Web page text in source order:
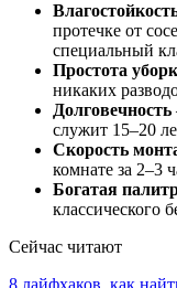
протечке от
специальный
Простота
никаких
Долговечность
служит 15–20
Скорость
комнате за 2–3
Богатая
классического
Сейчас читают